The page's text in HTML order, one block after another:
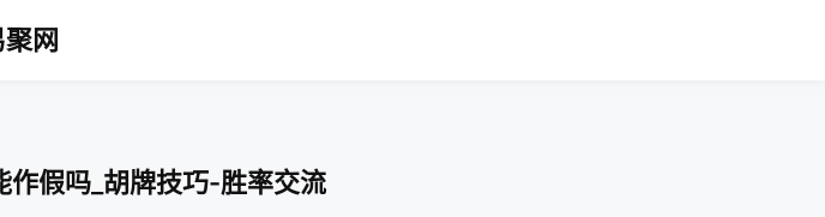
网
假吗_胡牌技巧-胜率交流